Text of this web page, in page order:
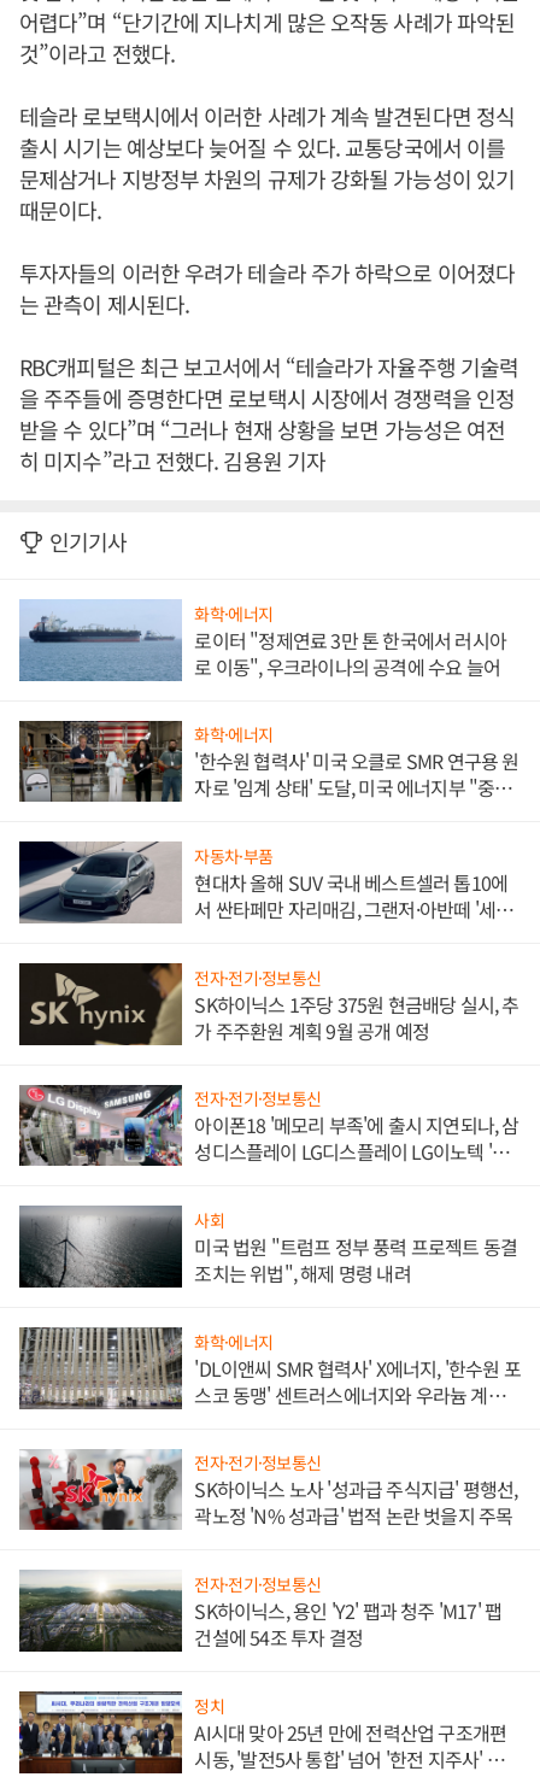
어렵다”며 “단기간에 지나치게 많은 오작동 사례가 파악된
것”이라고 전했다.
테슬라 로보택시에서 이러한 사례가 계속 발견된다면 정식
출시 시기는 예상보다 늦어질 수 있다. 교통당국에서 이를
문제삼거나 지방정부 차원의 규제가 강화될 가능성이 있기
때문이다.
투자자들의 이러한 우려가 테슬라 주가 하락으로 이어졌다
는 관측이 제시된다.
RBC캐피털은 최근 보고서에서 “테슬라가 자율주행 기술력
을 주주들에 증명한다면 로보택시 시장에서 경쟁력을 인정
받을 수 있다”며 “그러나 현재 상황을 보면 가능성은 여전
히 미지수”라고 전했다. 김용원 기자
인기기사
화학·에너지
로이터 "정제연료 3만 톤 한국에서 러시아
로 이동", 우크라이나의 공격에 수요 늘어
화학·에너지
'한수원 협력사' 미국 오클로 SMR 연구용 원
자로 '임계 상태' 도달, 미국 에너지부 "중요
자동차·부품
현대차 올해 SUV 국내 베스트셀러 톱10에
서 싼타페만 자리매김, 그랜저·아반떼 '세단
전자·전기·정보통신
SK하이닉스 1주당 375원 현금배당 실시, 추
가 주주환원 계획 9월 공개 예정
전자·전기·정보통신
아이폰18 '메모리 부족'에 출시 지연되나, 삼
성디스플레이 LG디스플레이 LG이노텍 '탈
사회
미국 법원 "트럼프 정부 풍력 프로젝트 동결
조치는 위법", 해제 명령 내려
화학·에너지
'DL이앤씨 SMR 협력사' X에너지, '한수원 포
스코 동맹' 센트러스에너지와 우라늄 계약
전자·전기·정보통신
SK하이닉스 노사 '성과급 주식지급' 평행선,
곽노정 'N% 성과급' 법적 논란 벗을지 주목
전자·전기·정보통신
SK하이닉스, 용인 'Y2' 팹과 청주 'M17' 팹
건설에 54조 투자 결정
정치
AI시대 맞아 25년 만에 전력산업 구조개편
시동, '발전5사 통합' 넘어 '한전 지주사' 재편